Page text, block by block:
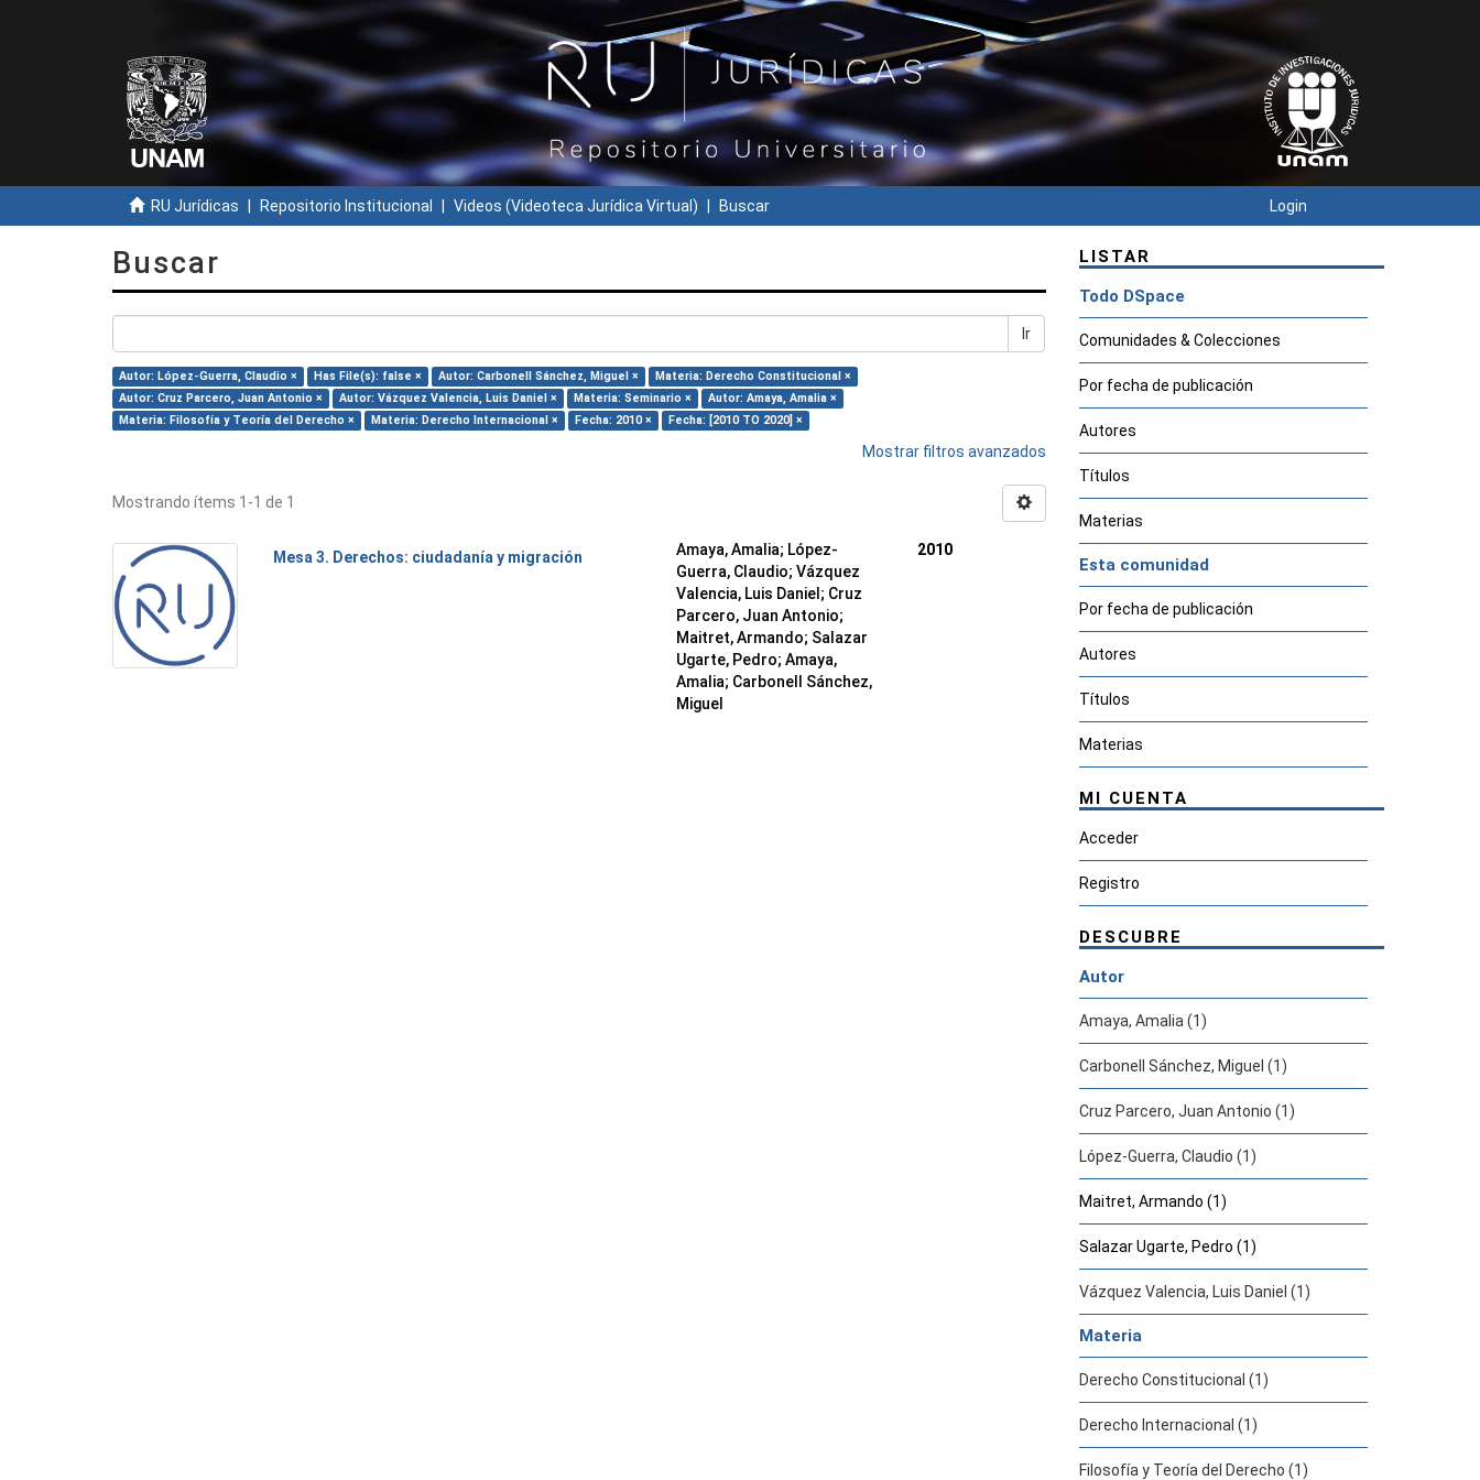
RU Jurídicas Repositorio Institucional Videos (Videoteca Jurídica Virtual) Buscar Login
Buscar
Ir
Autor: López-Guerra, Claudio × Has File(s): false × Autor: Carbonell Sánchez, Miguel ×
Materia: Derecho Constitucional ×
Autor: Cruz Parcero, Juan Antonio ×
Autor: Vázquez Valencia, Luis Daniel × Materia: Seminario ×
Autor: Amaya, Amalia ×
Materia: Filosofía y Teoría del Derecho ×
Materia: Derecho Internacional × Fecha: 2010 × Fecha: [2010 TO 2020] ×
Mostrar filtros avanzados
Mostrando ítems 1-1 de 1
Mesa 3. Derechos: ciudadanía y migración Amaya, Amalia; López-
Guerra, Claudio; Vázquez
Valencia, Luis Daniel ; Cruz
Parcero, Juan Antonio;
Maitret, Armando; Salazar
Ugarte, Pedro; Amaya,
Amalia; Carbonell Sánchez,
Miguel
2010
LISTAR
Todo DSpace
Comunidades & Colecciones
Por fecha de publicación
Autores
Títulos
Materias
Esta comunidad
Por fecha de publicación
Autores
Títulos
Materias
MI CUENTA
Acceder
Registro
DESCUBRE
Autor
Amaya, Amalia (1)
Carbonell Sánchez, Miguel (1)
Cruz Parcero, Juan Antonio (1)
López-Guerra, Claudio (1)
Maitret, Armando (1)
Salazar Ugarte, Pedro (1)
Vázquez Valencia, Luis Daniel (1)
Materia
Derecho Constitucional (1)
Derecho Internacional (1)
Filosofía y Teoría del Derecho (1)